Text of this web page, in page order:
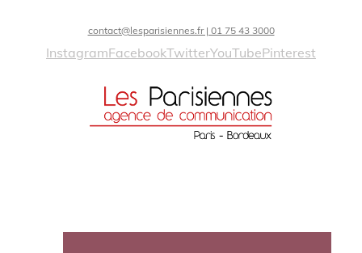
contact@lesparisiennes.fr | 01 75 43 3000
InstagramFacebookTwitterYouTubePinterest